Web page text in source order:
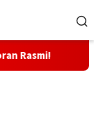
KKLI STAI